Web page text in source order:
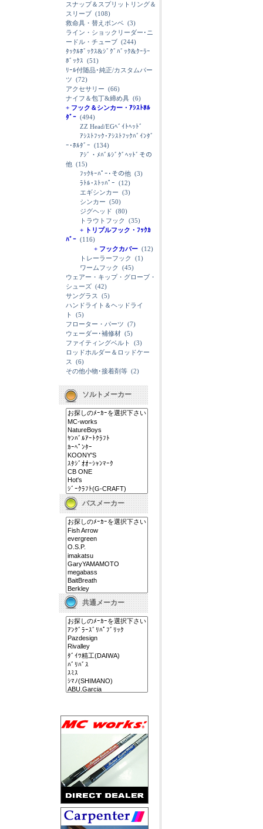
スナップ＆スプリットリング＆
スリーブ (108)
救命具・替えボンベ (3)
ライン・ショックリーダー･ニ
ードル・チューブ (244)
ﾀｯｸﾙﾎﾞｯｸｽ&ｼﾞｸﾞﾊﾞｯｸ&ｸｰﾗｰ
ﾎﾞｯｸｽ (51)
ﾘｰﾙ付随品･純正/カスタムパー
ツ (72)
アクセサリー (66)
ナイフ＆包丁&締め具 (6)
+ フック＆シンカー・ｱｼｽﾄﾎﾙ
ﾀﾞｰ (494)
ZZ Head/EGﾍﾞｲﾄﾍｯﾄﾞ
ｱｼｽﾄﾌｯｸ･ｱｼｽﾄﾌｯｸﾊﾞｲﾝﾀﾞ
ｰ･ﾎﾙﾀﾞｰ (134)
ｱｼﾞ・ﾒﾊﾞﾙｼﾞｸﾞﾍｯﾄﾞその
他 (15)
ﾌｯｸｷｰﾊﾟｰ･その他 (3)
ﾗﾄﾙ･ｽﾄｯﾊﾟｰ (12)
エギシンカー (3)
シンカー (50)
ジグヘッド (80)
トラウトフック
(35)
+ トリプルフック・ﾌｯｸｶ
ﾊﾞｰ (116)
+ フックカバー (12)
トレーラーフック
(1)
ワームフック
(45)
ウェアー・キップ・グローブ・
シューズ (42)
サングラス
(5)
ハンドライト＆ヘッドライ
ト
(5)
フローター・パーツ (7)
ウェーダー･補修材 (5)
ファイティングベルト
(3)
ロッドホルダー＆ロッドケー
ス
(6)
その他小物･接着剤等 (2)
ソルトメーカー
バスメーカー
共通メーカー